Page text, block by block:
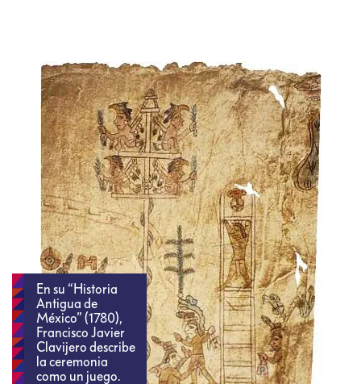
En su “Historia
Antigua de
México” (1780),
Francisco Javier
Clavijero describe
la ceremonia
como un juego.